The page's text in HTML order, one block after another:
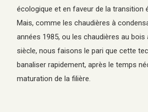
écologique et en faveur de la transition
Mais, comme les chaudières à
années 1985, ou les chaudières au bois
siècle, nous faisons le pari que cette
banaliser rapidement, après le temps
maturation de la filière.